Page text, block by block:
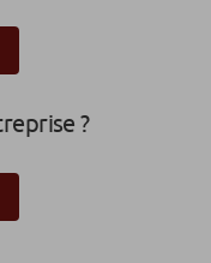
?